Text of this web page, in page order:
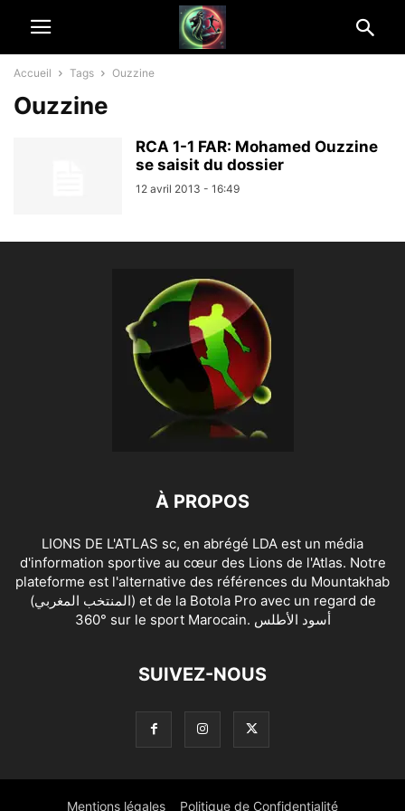
Accueil Tags Ouzzine
Ouzzine
RCA 1-1 FAR: Mohamed Ouzzine
se saisit du dossier
12 avril 2013 - 16:49
À PROPOS
LIONS DE L'ATLAS sc, en abrégé LDA est un média
d'information sportive au cœur des Lions de l'Atlas. Notre
plateforme est l'alternative des références du Mountakhab
(المنتخب المغربي) et de la Botola Pro avec un regard de
360° sur le sport Marocain. أسود الأطلس
SUIVEZ-NOUS
Mentions légales Politique de Confidentialité